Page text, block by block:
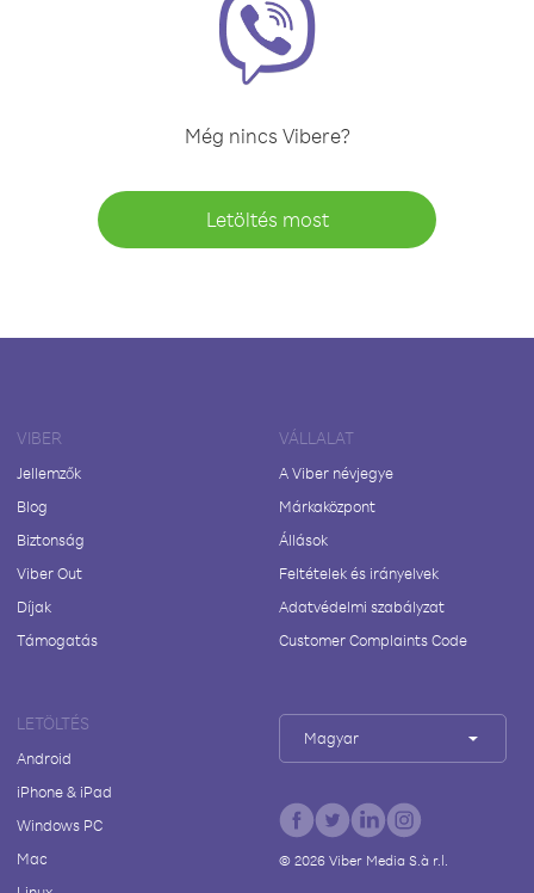
Még nincs Vibere?
Letöltés most
VIBER
Jellemzők
Blog
Biztonság
Viber Out
Díjak
Támogatás
VÁLLALAT
A Viber névjegye
Márkaközpont
Állások
Feltételek és irányelvek
Adatvédelmi szabályzat
Customer Complaints Code
LETÖLTÉS
Android
iPhone & iPad
Windows PC
Mac
Magyar
© 2026Viber Media S.à r.l.